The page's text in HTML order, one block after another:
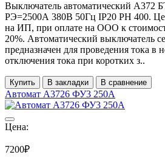
Выключатель автоматический А372
РЭ=2500А 380В 50Гц IP20 РН 400.
на ИП, при оплате на ООО к
20%. Автоматический выключатель
предназначен для проведения тока в
отключения тока при коротких з..
Купить В закладки В сравнение
Автомат А3726 ФУ3 250А
Цена:
7200₽